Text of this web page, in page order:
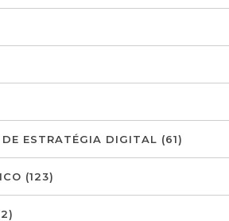
DE ESTRATÉGIA DIGITAL (61)
(123)